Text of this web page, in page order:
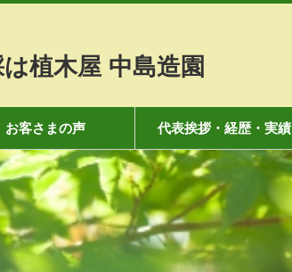
植木屋 中島造園
お客さまの声 代表挨拶・経歴・実績